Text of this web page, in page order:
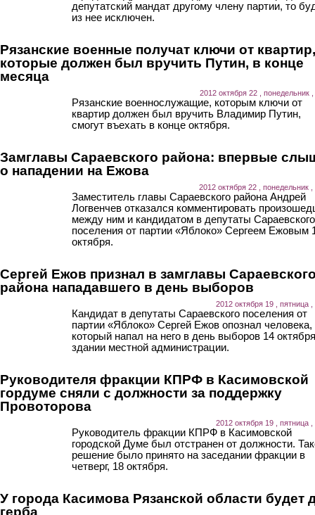
депутатский мандат другому члену партии, то
из нее исключен.
Рязанские военные получат ключи от квартир,
которые должен был вручить Путин, в конце
месяца
2012 октября 22 , понедельник ,
Рязанские военнослужащие, которым ключи от
квартир должен был вручить Владимир Путин,
смогут въехать в конце октября.
Замглавы Сараевского района: впервые
о нападении на Ежова
2012 октября 22 , понедельник ,
Заместитель главы Сараевского района Андрей
Логвенчев отказался комментировать
между ним и кандидатом в депутаты Сараевского
поселения от партии «Яблоко» Сергеем Ежовым
октября.
Сергей Ежов признал в замглавы
района нападавшего в день выборов
2012 октября 19 , пятница ,
Кандидат в депутаты Сараевского поселения от
партии «Яблоко» Сергей Ежов опознал человека,
который напал на него в день выборов 14
здании местной администрации.
Руководителя фракции КПРФ в Касимовской
гордуме сняли с должности за поддержку
Провоторова
2012 октября 19 , пятница ,
Руководитель фракции КПРФ в Касимовской
городской Думе был отстранен от должности.
решение было принято на заседании фракции в
четверг, 18 октября.
У города Касимова Рязанской области будет
герба